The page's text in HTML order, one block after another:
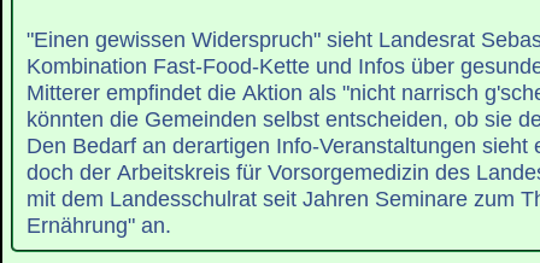
"Einen gewissen Widerspruch" sieht Landesrat
Kombination Fast-Food-Kette und Infos über
Mitterer empfindet die Aktion als "nicht narrisch
könnten die Gemeinden selbst entscheiden, ob sie
Den Bedarf an derartigen Info-Veranstaltungen sieht
doch der Arbeitskreis für Vorsorgemedizin des
mit dem Landesschulrat seit Jahren Seminare zum
Ernährung" an.